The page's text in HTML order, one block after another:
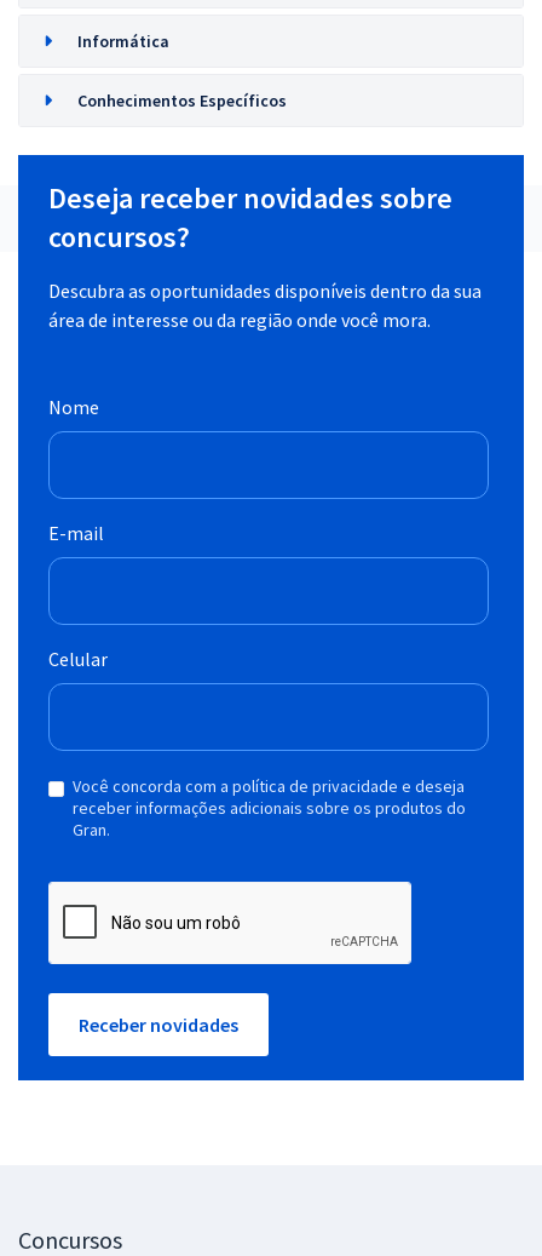
Informática
Conhecimentos Específicos
Deseja receber novidades sobre
concursos?
Descubra as oportunidades disponíveis dentro da sua
área de interesse ou da região onde você mora.
Nome
E-mail
Celular
Você concorda com a política de privacidade e deseja
receber informações adicionais sobre os produtos do
Gran.
Receber novidades
Concursos